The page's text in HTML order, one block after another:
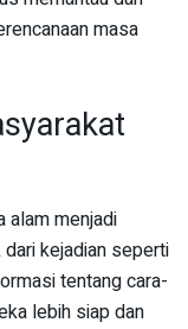
masa
alam menjadi
kejadian seperti
tentang cara-
lebih siap dan